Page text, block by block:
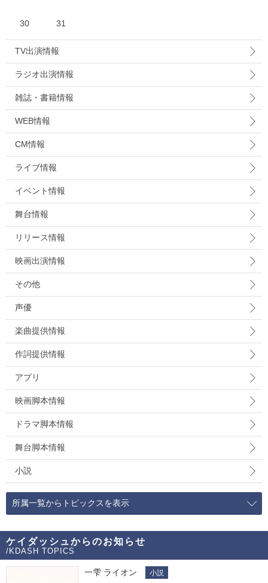
30 31
TV出演情報
ラジオ出演情報
雑誌・書籍情報
WEB情報
CM情報
ライブ情報
イベント情報
舞台情報
リリース情報
映画出演情報
その他
声優
楽曲提供情報
作詞提供情報
アプリ
映画脚本情報
ドラマ脚本情報
舞台脚本情報
小説
所属一覧からトピックスを表示
ケイダッシュからのお知らせ
/KDASH TOPICS
一雫 ライオン 小説